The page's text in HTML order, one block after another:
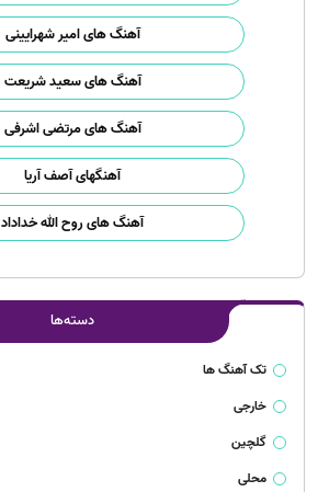
آهنگ های امیر شهرایینی
آهنگ های سعید شریعت
آهنگ های مرتضی اشرفی
آهنگهای آصف آریا
آهنگ های روح الله خداداد
دسته‌ها
تک آهنگ ها
خارجی
گلچین
محلی